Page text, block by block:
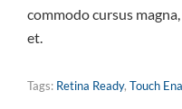
commodo cursus
et.
Tags: Retina Ready, Touch